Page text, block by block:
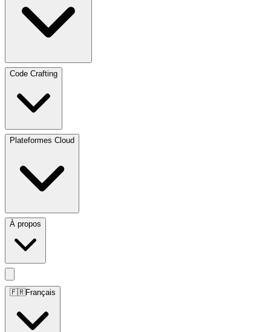
Code Crafting
Plateformes Cloud
À propos
🇫🇷Français